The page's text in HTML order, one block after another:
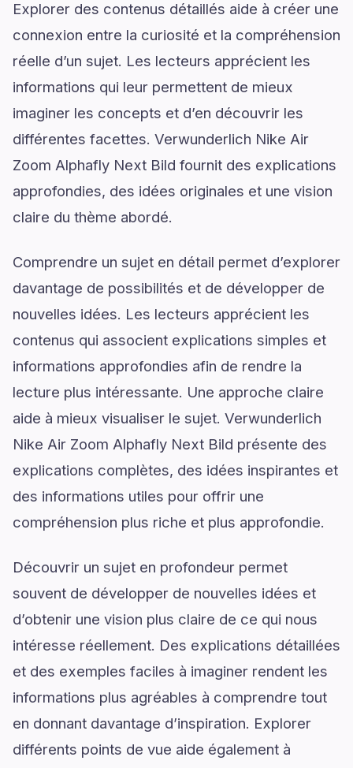
Explorer des contenus détaillés aide à créer une
connexion entre la curiosité et la compréhension
réelle d’un sujet. Les lecteurs apprécient les
informations qui leur permettent de mieux
imaginer les concepts et d’en découvrir les
différentes facettes. Verwunderlich Nike Air
Zoom Alphafly Next Bild fournit des explications
approfondies, des idées originales et une vision
claire du thème abordé.
Comprendre un sujet en détail permet d’explorer
davantage de possibilités et de développer de
nouvelles idées. Les lecteurs apprécient les
contenus qui associent explications simples et
informations approfondies afin de rendre la
lecture plus intéressante. Une approche claire
aide à mieux visualiser le sujet. Verwunderlich
Nike Air Zoom Alphafly Next Bild présente des
explications complètes, des idées inspirantes et
des informations utiles pour offrir une
compréhension plus riche et plus approfondie.
Découvrir un sujet en profondeur permet
souvent de développer de nouvelles idées et
d’obtenir une vision plus claire de ce qui nous
intéresse réellement. Des explications détaillées
et des exemples faciles à imaginer rendent les
informations plus agréables à comprendre tout
en donnant davantage d’inspiration. Explorer
différents points de vue aide également à